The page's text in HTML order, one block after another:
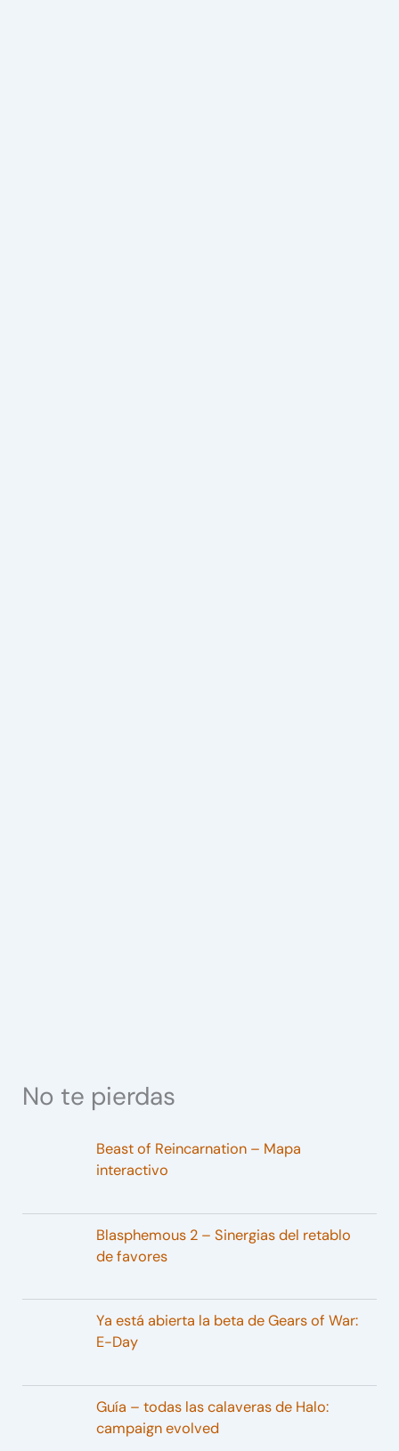
No te pierdas
Beast of Reincarnation – Mapa
interactivo
Blasphemous 2 – Sinergias del retablo
de favores
Ya está abierta la beta de Gears of War:
E-Day
Guía – todas las calaveras de Halo:
campaign evolved